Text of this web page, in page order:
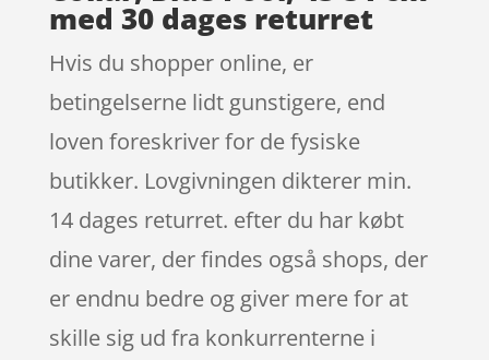
med 30 dages returret
Hvis du shopper online, er
betingelserne lidt gunstigere, end
loven foreskriver for de fysiske
butikker. Lovgivningen dikterer min.
14 dages returret. efter du har købt
dine varer, der findes også shops, der
er endnu bedre og giver mere for at
skille sig ud fra konkurrenterne i